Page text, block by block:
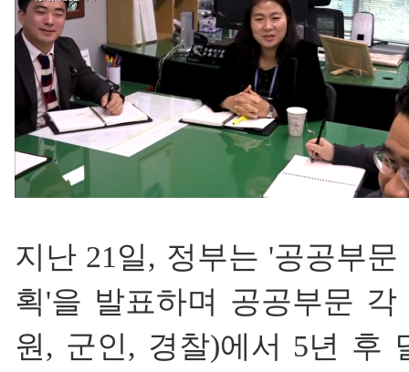
지난 21일, 정부는 '공공부
획'을 발표하며 공공부문
원, 군인, 경찰)에서 5년 후